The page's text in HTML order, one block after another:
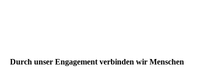
Durch unser Engagement verbinden wir Menschen